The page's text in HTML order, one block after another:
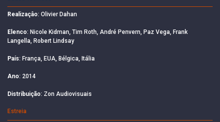
Realizaçâo: Olivier Dahan
Elenco: Nicole Kidman, Tim Roth, André Penvern, Paz Vega, Frank
Langella, Robert Lindsay
País: França, EUA, Bélgica, Itália
Ano: 2014
Distribuição: Zon Audiovisuais
Estreia